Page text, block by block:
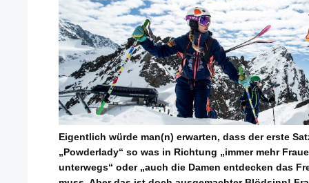
Eigentlich würde man(n) erwarten, dass der erste
„Powderlady“ so was in Richtung „immer mehr
unterwegs“ oder „auch die Damen entdecken das